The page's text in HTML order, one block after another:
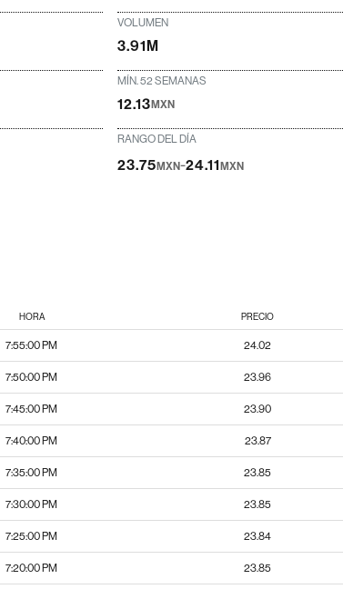
VOLUMEN
3.91M
MÍN. 52 SEMANAS
12.13MXN
RANGO DEL DÍA
23.75 MXN-24.11 MXN
HORA PRECIO
7:55:00 PM 24.02
7:50:00 PM 23.96
7:45:00 PM 23.90
7:40:00 PM 23.87
7:35:00 PM 23.85
7:30:00 PM 23.85
7:25:00 PM 23.84
7:20:00 PM 23.85